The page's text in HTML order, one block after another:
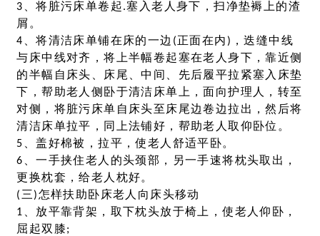
3、将脏污床单卷起.塞入老人身下，扫净垫褥上的渣
屑。
4、将清洁床单铺在床的一边(正面在内)，迭缝中线
与床中线对齐，将上半幅卷起塞在老人身下，靠近侧
的半幅自床头、床尾、中间、先后履平拉紧塞入床垫
下，帮助老人侧卧于清洁床单上，面向护理人，转至
对侧，将脏污床单自床头至床尾边卷边拉出，然后将
清洁床单拉平，同上法铺好，帮助老人取仰卧位。
5、盖好棉被，拉平，使老人舒适平卧。
6、一手挟住老人的头颈部，另一手速将枕头取出，
更换枕套，给老人枕好。
(三)怎样扶助卧床老人向床头移动
1、放平靠背架，取下枕头放于椅上，使老人仰卧，
屈起双膝;